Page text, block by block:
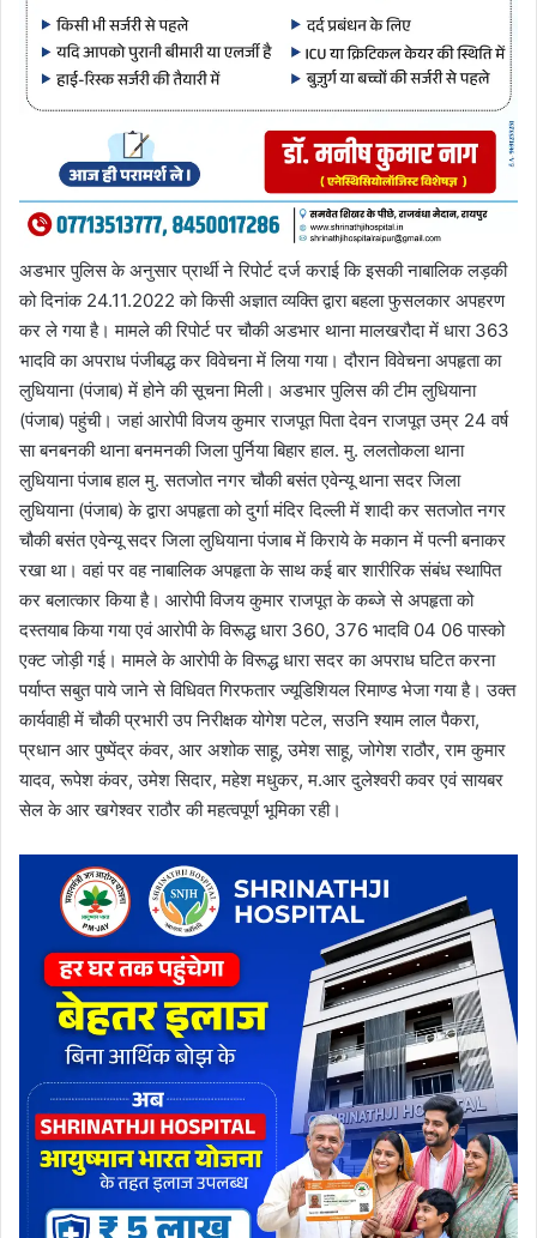
अडभार पुलिस के अनुसार प्रार्थी ने रिपोर्ट दर्ज कराई कि इसकी नाबालिक लड़की
को दिनांक 24.11.2022 को किसी अज्ञात व्यक्ति द्वारा बहला फुसलकार अपहरण
कर ले गया है। मामले की रिपोर्ट पर चौकी अडभार थाना मालखरौदा में धारा 363
भादवि का अपराध पंजीबद्ध कर विवेचना में लिया गया। दौरान विवेचना अपहृता का
लुधियाना (पंजाब) में होने की सूचना मिली। अडभार पुलिस की टीम लुधियाना
(पंजाब) पहुंची। जहां आरोपी विजय कुमार राजपूत पिता देवन राजपूत उम्र 24 वर्ष
सा बनबनकी थाना बनमनकी जिला पुर्निया बिहार हाल. मु. ललतोकला थाना
लुधियाना पंजाब हाल मु. सतजोत नगर चौकी बसंत एवेन्यू थाना सदर जिला
लुधियाना (पंजाब) के द्वारा अपहृता को दुर्गा मंदिर दिल्ली में शादी कर सतजोत नगर
चौकी बसंत एवेन्यू सदर जिला लुधियाना पंजाब में किराये के मकान में पत्नी बनाकर
रखा था। वहां पर वह नाबालिक अपहृता के साथ कई बार शारीरिक संबंध स्थापित
कर बलात्कार किया है। आरोपी विजय कुमार राजपूत के कब्जे से अपहृता को
दस्तयाब किया गया एवं आरोपी के विरूद्ध धारा 360, 376 भादवि 04 06 पास्को
एक्ट जोड़ी गई। मामले के आरोपी के विरूद्ध धारा सदर का अपराध घटित करना
पर्याप्त सबुत पाये जाने से विधिवत गिरफतार ज्यूडिशियल रिमाण्ड भेजा गया है। उक्त
कार्यवाही में चौकी प्रभारी उप निरीक्षक योगेश पटेल, सउनि श्याम लाल पैकरा,
प्रधान आर पुष्पेंद्र कंवर, आर अशोक साहू, उमेश साहू, जोगेश राठौर, राम कुमार
यादव, रूपेश कंवर, उमेश सिदार, महेश मधुकर, म.आर दुलेश्वरी कवर एवं सायबर
सेल के आर खगेश्वर राठौर की महत्वपूर्ण भूमिका रही।